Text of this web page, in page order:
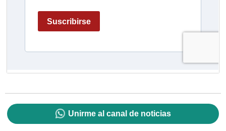
Unirme al canal de noticias